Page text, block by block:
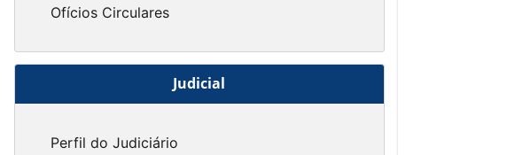
Ofícios Circulares
Judicial
Perfil do Judiciário